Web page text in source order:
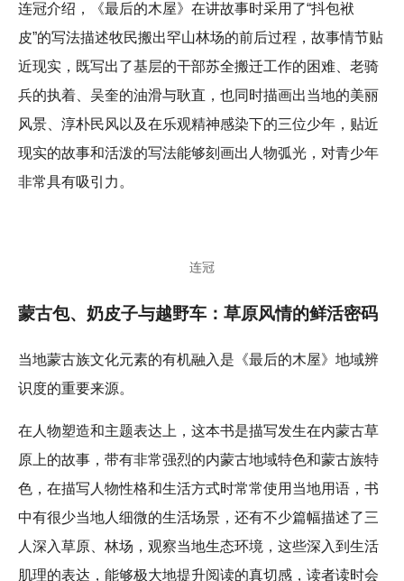
连冠介绍，《最后的木屋》在讲故事时采用了“抖包袱
皮”的写法描述牧民搬出罕山林场的前后过程，故事情节贴
近现实，既写出了基层的干部苏全搬迁工作的困难、老骑
兵的执着、吴奎的油滑与耿直，也同时描画出当地的美丽
风景、淳朴民风以及在乐观精神感染下的三位少年，贴近
现实的故事和活泼的写法能够刻画出人物弧光，对青少年
非常具有吸引力。
连冠
蒙古包、奶皮子与越野车：草原风情的鲜活密码
当地蒙古族文化元素的有机融入是《最后的木屋》地域辨
识度的重要来源。
在人物塑造和主题表达上，这本书是描写发生在内蒙古草
原上的故事，带有非常强烈的内蒙古地域特色和蒙古族特
色，在描写人物性格和生活方式时常常使用当地用语，书
中有很少当地人细微的生活场景，还有不少篇幅描述了三
人深入草原、林场，观察当地生态环境，这些深入到生活
肌理的表达，能够极大地提升阅读的真切感，读者读时会